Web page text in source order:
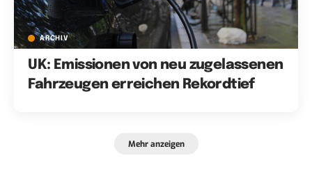
ARCHIV
UK: Emissionen von neu zugelassenen
Fahrzeugen erreichen Rekordtief
Mehr anzeigen